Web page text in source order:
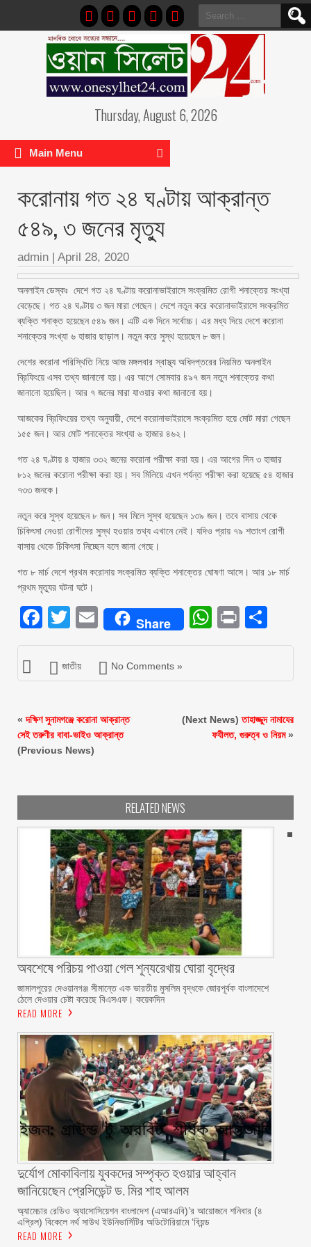
Search
for:
Thursday, August 6, 2026
Main Menu
করোনায় গত ২৪ ঘণ্টায় আক্রান্ত
৫৪৯, ৩ জনের মৃত্যু
admin | April 28, 2020
অনলাইন ডেস্কঃ দেশে গত ২৪ ঘণ্টায় করোনাভাইরাসে সংক্রমিত রোগী শনাক্তের সংখ্যা
বেড়েছে। গত ২৪ ঘণ্টায় ৩ জন মারা গেছেন। দেশে নতুন করে করোনাভাইরাসে সংক্রমিত
ব্যক্তি শনাক্ত হয়েছেন ৫৪৯ জন। এটি এক দিনে সর্বোচ্চ। এর মধ্য দিয়ে দেশে করোনা
শনাক্তের সংখ্যা ৬ হাজার ছাড়াল। নতুন করে সুস্থ হয়েছেন ৮ জন।
দেশের করোনা পরিস্থিতি নিয়ে আজ মঙ্গলবার স্বাস্থ্য অধিদপ্তরের নিয়মিত অনলাইন
ব্রিফিংয়ে এসব তথ্য জানানো হয়। এর আগে সোমবার ৪৯৭ জন নতুন শনাক্তের কথা
জানানো হয়েছিল। আর ৭ জনের মারা যাওয়ার কথা জানানো হয়।
আজকের ব্রিফিংয়ের তথ্য অনুযায়ী, দেশে করোনাভাইরাসে সংক্রমিত হয়ে মোট মারা গেছেন
১৫৫ জন। আর মোট শনাক্তের সংখ্যা ৬ হাজার ৪৬২।
গত ২৪ ঘণ্টায় ৪ হাজার ৩৩২ জনের করোনা পরীক্ষা করা হয়। এর আগের দিন ৩ হাজার
৮১২ জনের করোনা পরীক্ষা করা হয়। সব মিলিয়ে এখন পর্যন্ত পরীক্ষা করা হয়েছে ৫৪ হাজার
৭৩৩ জনকে।
নতুন করে সুস্থ হয়েছেন ৮ জন। সব মিলে সুস্থ হয়েছেন ১৩৯ জন। তবে বাসায় থেকে
চিকিৎসা নেওয়া রোগীদের সুস্থ হওয়ার তথ্য এখানে নেই। যদিও প্রায় ৭৯ শতাংশ রোগী
বাসায় থেকে চিকিৎসা নিচ্ছেন বলে জানা গেছে।
গত ৮ মার্চ দেশে প্রথম করোনায় সংক্রমিত ব্যক্তি শনাক্তের ঘোষণা আসে। আর ১৮ মার্চ
প্রথম মৃত্যুর ঘটনা ঘটে।
Facebook
Twitter
EmailShare Print
জাতীয় No Comments »
«দক্ষিণ সুনামগঞ্জে করোনা আক্রান্ত
সেই তরুণীর বাবা-ভাইও আক্রান্ত
(Previous News)
(Next News)তাহাজ্জুদ নামাযের
ফযীলত, গুরুত্ব ও নিয়ম»
RELATED NEWS
অবশেষে পরিচয় পাওয়া গেল শূন্যরেখায় ঘোরা বৃদ্ধের
জামালপুরের দেওয়ানগঞ্জ সীমান্তে এক ভারতীয় মুসলিম বৃদ্ধকে জোরপূর্বক বাংলাদেশে
ঠেলে দেওয়ার চেষ্টা করেছে বিএসএফ। কয়েকদিন
READ MORE
দুর্যোগ মোকাবিলায় যুবকদের সম্পৃক্ত হওয়ার আহ্বান
জানিয়েছেন প্রেসিডেন্ট ড. মির শাহ আলম ‎ ‎
অ্যামেচার রেডিও অ্যাসোসিয়েশন বাংলাদেশ (এআরএবি)’র আয়োজনে শনিবার (৪
এপ্রিল) বিকেলে নর্থ সাউথ ইউনিভার্সিটির অডিটোরিয়ামে ‘বিয়ন্ড
READ MORE